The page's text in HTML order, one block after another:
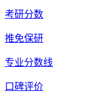
考研分数
推免保研
专业分数线
口碑评价